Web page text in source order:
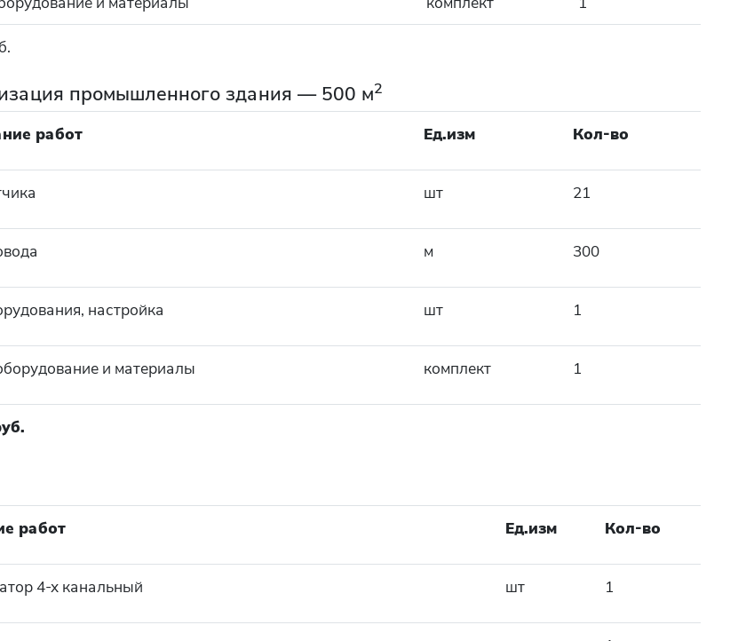
промышленного здания — 500 м2
работ Ед.изм Кол-во
шт 21
м 300
настройка шт 1
и материалы комплект 1
работ Ед.изм Кол-во
4-х канальный шт 1